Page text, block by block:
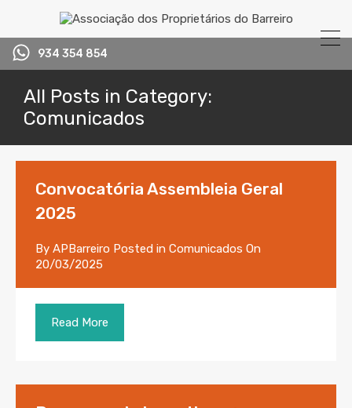
934 354 854
All Posts in Category:
Comunicados
Convocatória Assembleia Geral
2025
By APBarreiro Posted in Comunicados On
20/03/2025
Read More